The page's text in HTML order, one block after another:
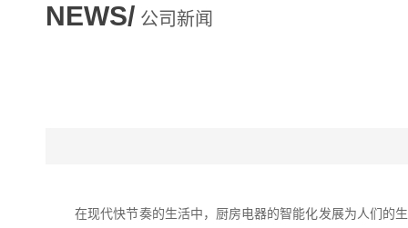
NEWS/ 公司新闻
在现代快节奏的生活中，厨房电器的智能化发展为人们的生